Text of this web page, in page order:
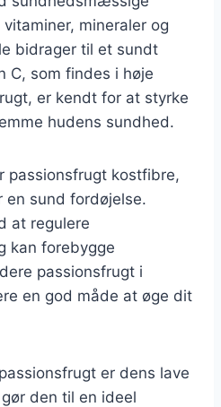
mineraler og
bidrager til et sundt
C, som findes i høje
er kendt for at styrke
hudens sundhed.
passionsfrugt kostfibre,
en sund fordøjelse.
at regulere
kan forebygge
passionsfrugt i
en god måde at øge dit
er dens lave
den til en ideel